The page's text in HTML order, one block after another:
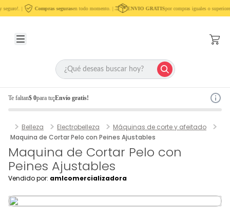
| Compras segurasen todo momento. | ENVIO GRATISpor compras iguales o
Te faltan$ 0para tu¡Envío gratis!
Belleza Electrobelleza
Máquinas de corte y afeitado
Maquina de Cortar Pelo con Peines Ajustables
Maquina de Cortar Pelo con
Peines Ajustables
Vendido por: amlcomercializadora